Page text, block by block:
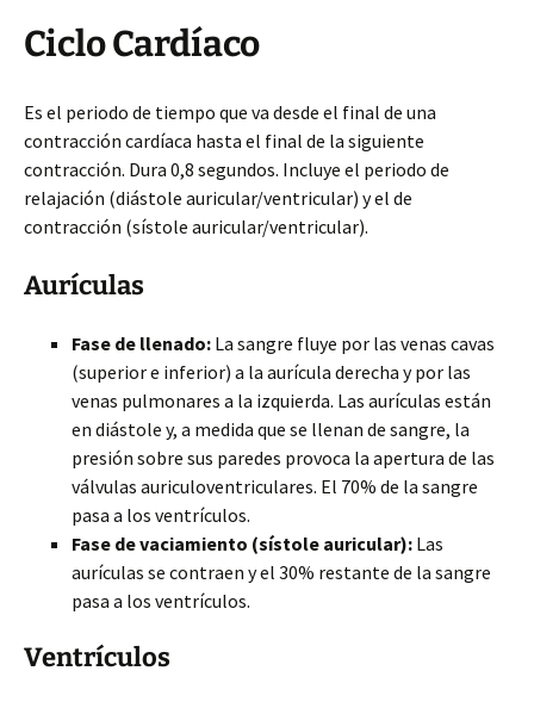
Ciclo Cardíaco
Es el periodo de tiempo que va desde el final de una
contracción cardíaca hasta el final de la siguiente
contracción. Dura 0,8 segundos. Incluye el periodo de
relajación (diástole auricular/ventricular) y el de
contracción (sístole auricular/ventricular).
Aurículas
Fase de llenado: La sangre fluye por las venas cavas
(superior e inferior) a la aurícula derecha y por las
venas pulmonares a la izquierda. Las aurículas están
en diástole y, a medida que se llenan de sangre, la
presión sobre sus paredes provoca la apertura de las
válvulas auriculoventriculares. El 70% de la sangre
pasa a los ventrículos.
Fase de vaciamiento (sístole auricular): Las
aurículas se contraen y el 30% restante de la sangre
pasa a los ventrículos.
Ventrículos